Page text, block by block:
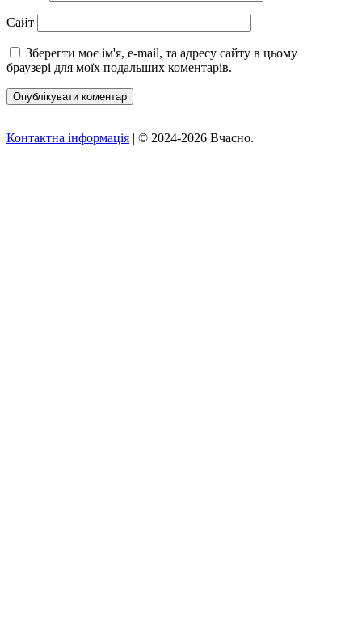
Сайт
Зберегти моє ім'я, e-mail, та адресу сайту в цьому
браузері для моїх подальших коментарів.
Контактна інформація | © 2024-2026 Вчасно.